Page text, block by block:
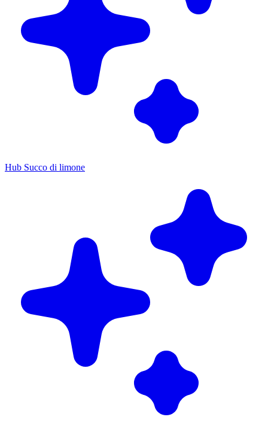
Hub Succo di limone